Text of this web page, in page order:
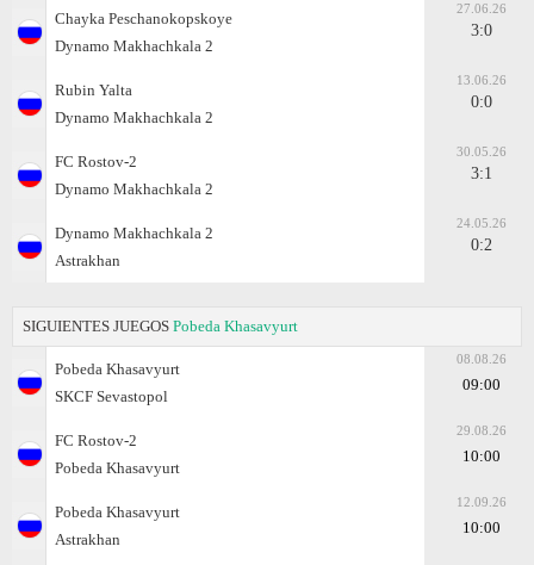
Chayka Peschanokopskoye
Dynamo Makhachkala 2
27.06.26
3:0
Rubin Yalta
Dynamo Makhachkala 2
13.06.26
0:0
FC Rostov-2
Dynamo Makhachkala 2
30.05.26
3:1
Dynamo Makhachkala 2
Astrakhan
24.05.26
0:2
SIGUIENTES JUEGOS Pobeda Khasavyurt
Pobeda Khasavyurt
SKCF Sevastopol
08.08.26
09:00
FC Rostov-2
Pobeda Khasavyurt
29.08.26
10:00
Pobeda Khasavyurt
Astrakhan
12.09.26
10:00